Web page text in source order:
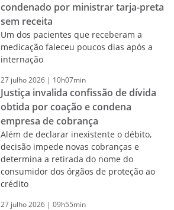
condenado por ministrar tarja-preta
sem receita
Um dos pacientes que receberam a
medicação faleceu poucos dias após a
internação
27 julho2026 | 10h07min
Justiça invalida confissão de dívida
obtida por coação e condena
empresa de cobrança
Além de declarar inexistente o débito,
decisão impede novas cobranças e
determina a retirada do nome do
consumidor dos órgãos de proteção ao
crédito
27 julho2026 | 09h55min